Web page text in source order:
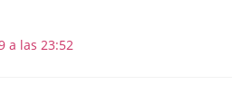
a las 23:52